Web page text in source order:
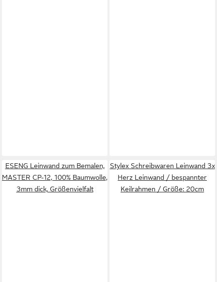
ESENG Leinwand zum Bemalen,
MASTER CP-12, 100% Baumwolle,
3mm dick, Größenvielfalt
Stylex Schreibwaren Leinwand 3x
Herz Leinwand / bespannter
Keilrahmen / Größe: 20cm